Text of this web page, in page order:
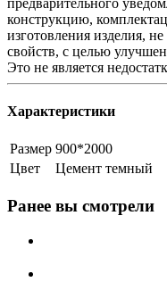
конструкцию,
изготовления изделия,
свойств, с целью
Это не является
Характеристики
Размер 900*2000
Цвет
Цемент темный
Ранее вы смотрели